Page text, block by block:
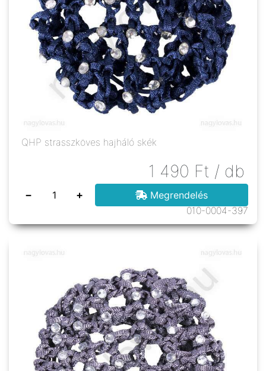
QHP strasszköves hajháló skék
1 490 Ft / db
− +
Megrendelés
010-0004-397